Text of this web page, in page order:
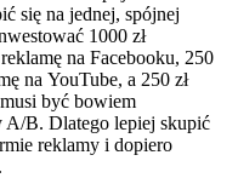
się na jednej, spójnej
1000 zł
na Facebooku, 250
na YouTube, a 250 zł
być bowiem
A/B. Dlatego lepiej skupić
reklamy i dopiero